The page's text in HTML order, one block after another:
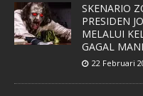
SKENARIO
PRESIDEN
MELALUI
GAGAL
22 Februari